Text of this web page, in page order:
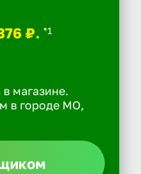
₽. *1
магазине.
в городе МО,